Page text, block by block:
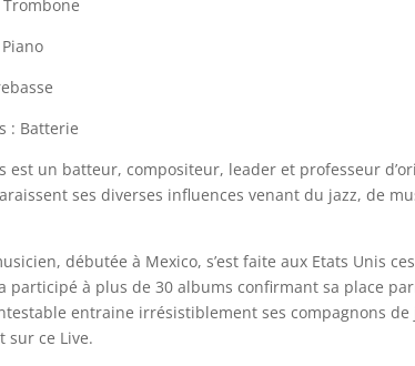
: Batterie
est un batteur, compositeur, leader et professeur
ses diverses influences venant du jazz, de
débutée à Mexico, s’est faite aux Etats Unis
participé à plus de 30 albums confirmant sa place
entraine irrésistiblement ses compagnons
sur ce Live.